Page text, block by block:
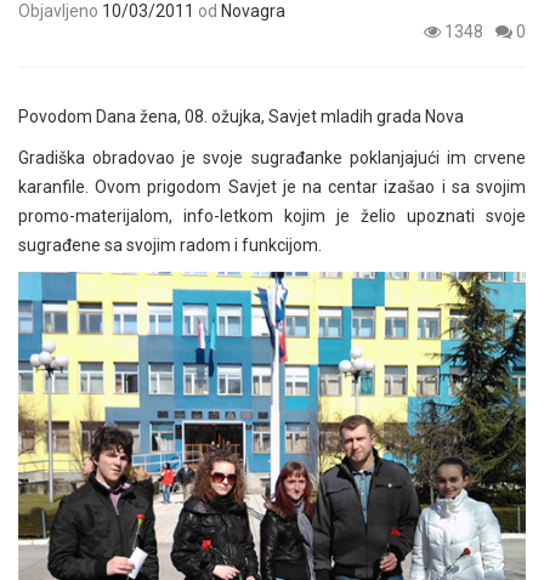
Objavljeno 10/03/2011 od Novagra
1348
0
Povodom Dana žena, 08. ožujka, Savjet mladih grada Nova
Gradiška obradovao je svoje sugrađanke poklanjajući im crvene
karanfile. Ovom prigodom Savjet je na centar izašao i sa svojim
promo-materijalom, info-letkom kojim je želio upoznati svoje
sugrađene sa svojim radom i funkcijom.